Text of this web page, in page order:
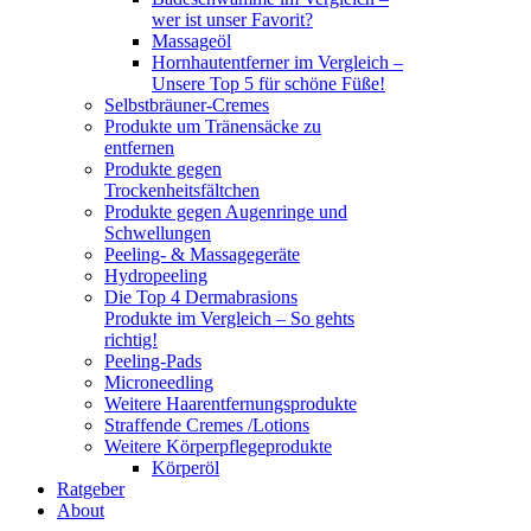
wer ist unser Favorit?
Massageöl
Hornhautentferner im Vergleich –
Unsere Top 5 für schöne Füße!
Selbstbräuner-Cremes
Produkte um Tränensäcke zu
entfernen
Produkte gegen
Trockenheitsfältchen
Produkte gegen Augenringe und
Schwellungen
Peeling- & Massagegeräte
Hydropeeling
Die Top 4 Dermabrasions
Produkte im Vergleich – So gehts
richtig!
Peeling-Pads
Microneedling
Weitere Haarentfernungsprodukte
Straffende Cremes /Lotions
Weitere Körperpflegeprodukte
Körperöl
Ratgeber
About